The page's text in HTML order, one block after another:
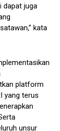
dapat juga
kata
platform
yang terus
unsur